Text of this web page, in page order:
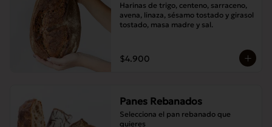
Harinas de trigo, centeno, sarraceno,
avena, linaza, sésamo tostado y girasol
tostado, masa madre y sal.
$4.900
Panes Rebanados
Selecciona el pan rebanado que
quieres